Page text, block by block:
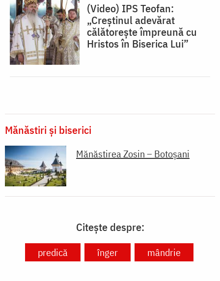
(Video) IPS Teofan:
„Creștinul adevărat
călătorește împreună cu
Hristos în Biserica Lui”
Mănăstiri și biserici
Mănăstirea Zosin – Botoșani
Citește despre:
predică înger mândrie